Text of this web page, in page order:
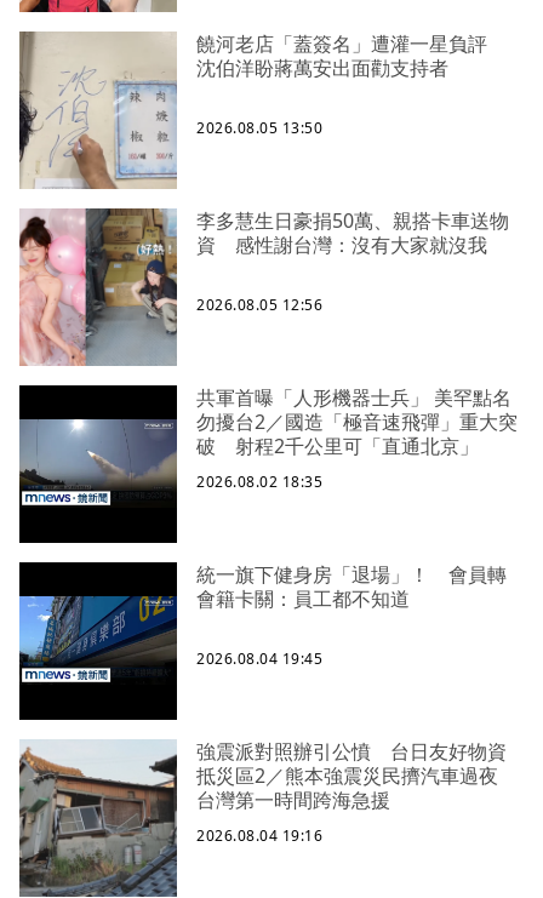
饒河老店「蓋簽名」遭灌一星負評
沈伯洋盼蔣萬安出面勸支持者
2026.08.05 13:50
李多慧生日豪捐50萬、親搭卡車送物
資 感性謝台灣：沒有大家就沒我
2026.08.05 12:56
共軍首曝「人形機器士兵」 美罕點名
勿擾台2／國造「極音速飛彈」重大突
破 射程2千公里可「直通北京」
2026.08.02 18:35
統一旗下健身房「退場」！ 會員轉
會籍卡關：員工都不知道
2026.08.04 19:45
強震派對照辦引公憤 台日友好物資
抵災區2／熊本強震災民擠汽車過夜
台灣第一時間跨海急援
2026.08.04 19:16